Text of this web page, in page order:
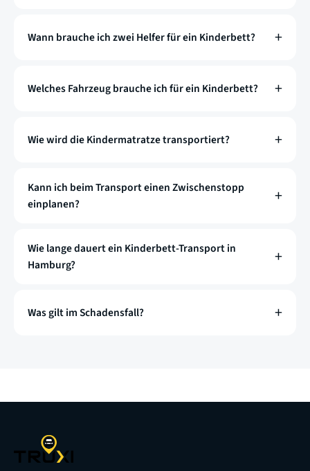
Wann brauche ich zwei Helfer für ein Kinderbett?
Welches Fahrzeug brauche ich für ein Kinderbett?
Wie wird die Kindermatratze transportiert?
Kann ich beim Transport einen Zwischenstopp
einplanen?
Wie lange dauert ein Kinderbett-Transport in
Hamburg?
Was gilt im Schadensfall?